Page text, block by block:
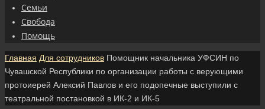
Семьи
Свобода
Помощь
Главная Для сотрудников Помощник начальника УФСИН по
Чувашской Республики по организации работы с верующими
протоиерей Алексий Павлов и его подопечные выступили с
театральной постановкой в ИК-2 и ИК-5